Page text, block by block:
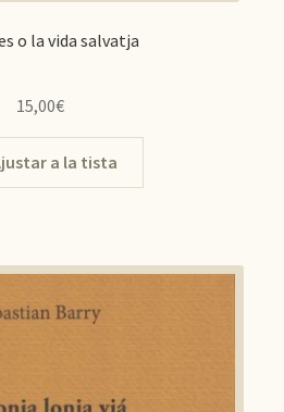
o la vida salvatja
15,00€
a la tista